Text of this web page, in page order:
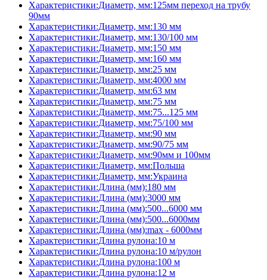
Характеристики:Диаметр, мм:125мм переход на трубу
90мм
Характеристики:Диаметр, мм:130 мм
Характеристики:Диаметр, мм:130/100 мм
Характеристики:Диаметр, мм:150 мм
Характеристики:Диаметр, мм:160 мм
Характеристики:Диаметр, мм:25 мм
Характеристики:Диаметр, мм:4000 мм
Характеристики:Диаметр, мм:63 мм
Характеристики:Диаметр, мм:75 мм
Характеристики:Диаметр, мм:75...125 мм
Характеристики:Диаметр, мм:75/100 мм
Характеристики:Диаметр, мм:90 мм
Характеристики:Диаметр, мм:90/75 мм
Характеристики:Диаметр, мм:90мм и 100мм
Характеристики:Диаметр, мм:Польша
Характеристики:Диаметр, мм:Украина
Характеристики:Длина (мм):180 мм
Характеристики:Длина (мм):3000 мм
Характеристики:Длина (мм):500...6000 мм
Характеристики:Длина (мм):500...6000мм
Характеристики:Длина (мм):max - 6000мм
Характеристики:Длина рулона:10 м
Характеристики:Длина рулона:10 м/рулон
Характеристики:Длина рулона:100 м
Характеристики:Длина рулона:12 м